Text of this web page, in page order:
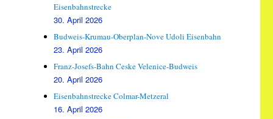
Eisenbahnstrecke
30. April 2026
Budweis-Krumau-Oberplan-Nove Udoli Eisenbahn
23. April 2026
Franz-Josefs-Bahn Ceske Velenice-Budweis
20. April 2026
Eisenbahnstrecke Colmar-Metzeral
16. April 2026